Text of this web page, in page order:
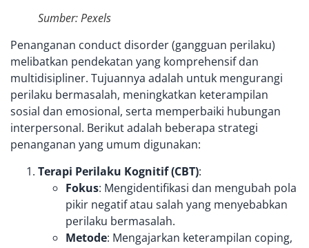
Sumber: Pexels
Penanganan conduct disorder (gangguan perilaku)
melibatkan pendekatan yang komprehensif dan
multidisipliner. Tujuannya adalah untuk mengurangi
perilaku bermasalah, meningkatkan keterampilan
sosial dan emosional, serta memperbaiki hubungan
interpersonal. Berikut adalah beberapa strategi
penanganan yang umum digunakan:
Terapi Perilaku Kognitif(CBT):
Fokus: Mengidentifikasi dan mengubah pola
pikir negatif atau salah yang menyebabkan
perilaku bermasalah.
Metode: Mengajarkan keterampilan coping,